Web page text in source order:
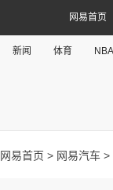
网易首页
新闻 体育 NBA
网易首页 > 网易汽车 >